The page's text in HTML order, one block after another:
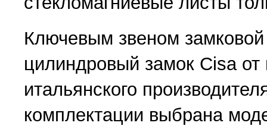
Ключевым звеном
цилиндровый замок Cisa от
итальянского
комплектации выбрана